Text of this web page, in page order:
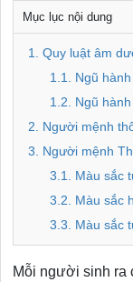
Mục lục nội dung
1. Quy luật âm
1.1. Ngũ
1.2. Ngũ
2. Người mệnh
3. Người mệnh
3.1. Màu sắc
3.2. Màu sắc
3.3. Màu sắc
Mỗi người sinh ra